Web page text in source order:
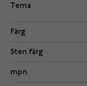
Tema
Färg
Sten färg
mpn